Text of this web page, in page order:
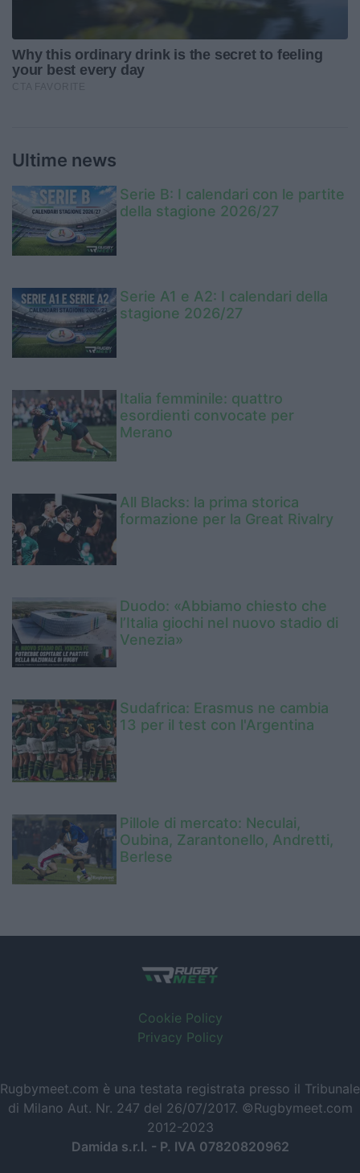
Ultime news
Serie B: I calendari con le partite
della stagione 2026/27
Serie A1 e A2: I calendari della
stagione 2026/27
Italia femminile: quattro
esordienti convocate per
Merano
All Blacks: la prima storica
formazione per la Great Rivalry
Duodo: «Abbiamo chiesto che
l’Italia giochi nel nuovo stadio di
Venezia»
Sudafrica: Erasmus ne cambia
13 per il test con l'Argentina
Pillole di mercato: Neculai,
Oubina, Zarantonello, Andretti,
Berlese
Cookie Policy
Privacy Policy
Rugbymeet.com è una testata registrata presso il Tribunale
di Milano Aut. Nr. 247 del 26/07/2017. ©Rugbymeet.com
2012-2023
Damida s.r.l. - P. IVA 07820820962